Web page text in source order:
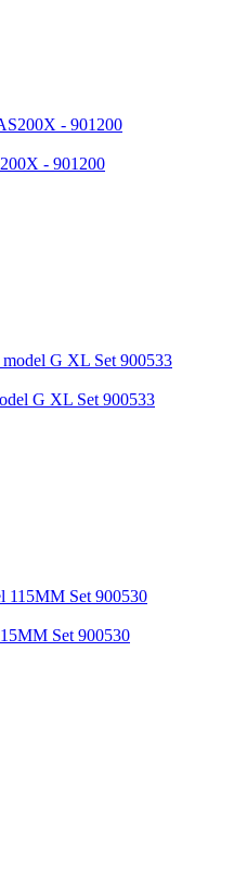
- 901200
G XL Set 900533
Set 900530